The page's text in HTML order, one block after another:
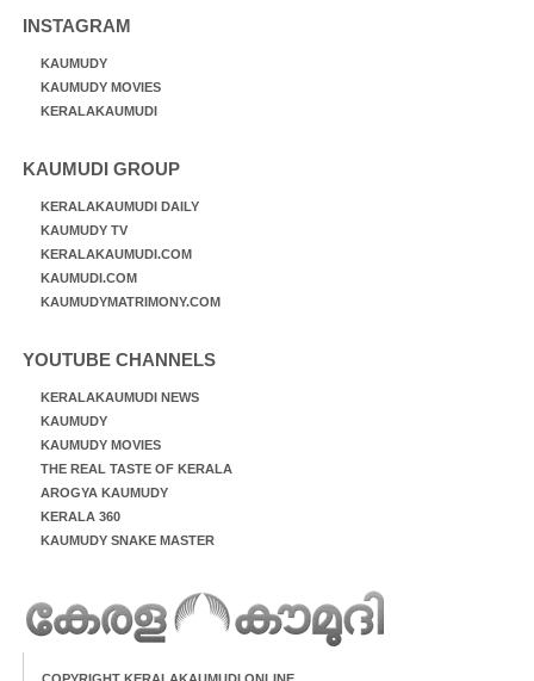
INSTAGRAM
KAUMUDY
KAUMUDY MOVIES
KERALAKAUMUDI
KAUMUDI GROUP
KERALAKAUMUDI DAILY
KAUMUDY TV
KERALAKAUMUDI.COM
KAUMUDI.COM
KAUMUDYMATRIMONY.COM
YOUTUBE CHANNELS
KERALAKAUMUDI NEWS
KAUMUDY
KAUMUDY MOVIES
THE REAL TASTE OF KERALA
AROGYA KAUMUDY
KERALA 360
KAUMUDY SNAKE MASTER